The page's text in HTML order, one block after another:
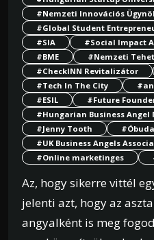
#Nemzeti Innovációs
#Global Student
#SIA
#Social Impact
#BME
#Nemzeti
#CheckINN Revitalizátor
#Tech In The City
#ESIL
#Future
#Hungarian Business Angel
#Jenny Tooth
#UK Business Angels
#Online marketinges
Az, hogy sikerre vittél
jelenti azt, hogy az
angyalként is meg